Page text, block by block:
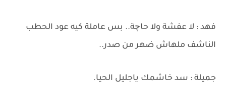
فهد : لا عفشة ولا حاچة.. بس عاملة كيه عود الحطب
الناشف ملهاش ضهر من صدر..
جميلة : سد خاشمك ياجليل الحيا.